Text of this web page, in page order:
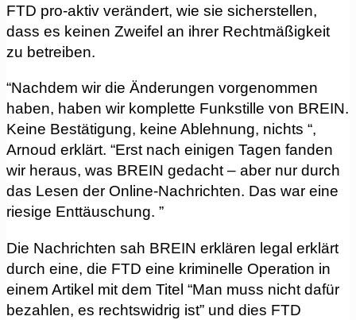
FTD pro-aktiv verändert, wie sie sicherstellen,
dass es keinen Zweifel an ihrer Rechtmäßigkeit
zu betreiben.
“Nachdem wir die Änderungen vorgenommen
haben, haben wir komplette Funkstille von BREIN.
Keine Bestätigung, keine Ablehnung, nichts “,
Arnoud erklärt. “Erst nach einigen Tagen fanden
wir heraus, was BREIN gedacht – aber nur durch
das Lesen der Online-Nachrichten. Das war eine
riesige Enttäuschung. ”
Die Nachrichten sah BREIN erklären legal erklärt
durch eine, die FTD eine kriminelle Operation in
einem Artikel mit dem Titel “Man muss nicht dafür
bezahlen, es rechtswidrig ist” und dies FTD